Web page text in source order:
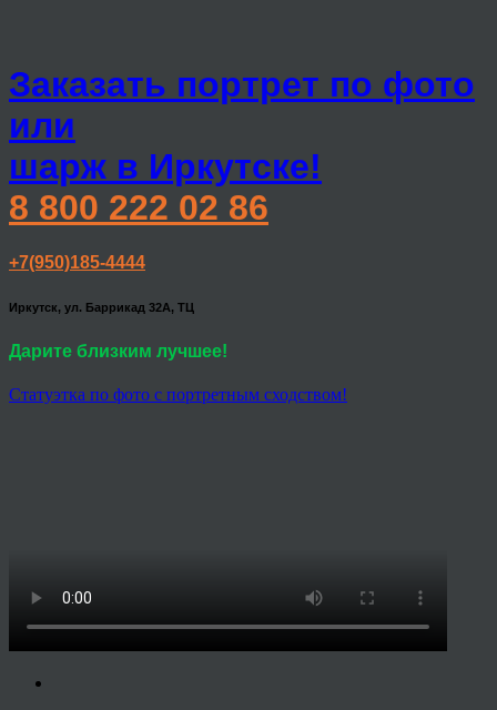
Заказать портрет по фото
или
шарж в Иркутске!
8 800 222 02 86
+7(950)185-4444
Иркутск, ул. Баррикад 32А, ТЦ
Дарите близким лучшее!
Статуэтка по фото с портретным сходством!